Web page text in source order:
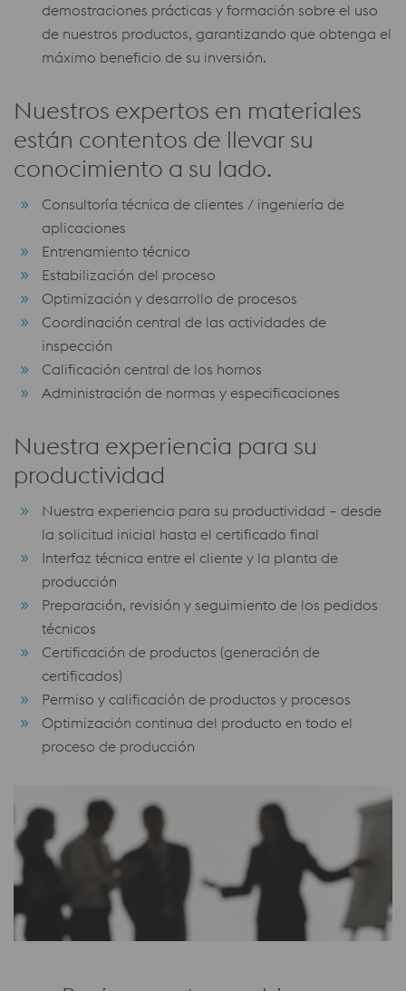
demostraciones prácticas y formación sobre el uso
de nuestros productos, garantizando que obtenga el
máximo beneficio de su inversión.
Nuestros expertos en materiales
están contentos de llevar su
conocimiento a su lado.
Consultoría técnica de clientes / ingeniería de
aplicaciones
Entrenamiento técnico
Estabilización del proceso
Optimización y desarrollo de procesos
Coordinación central de las actividades de
inspección
Calificación central de los hornos
Administración de normas y especificaciones
Nuestra experiencia para su
productividad
Nuestra experiencia para su productividad – desde
la solicitud inicial hasta el certificado final
Interfaz técnica entre el cliente y la planta de
producción
Preparación, revisión y seguimiento de los pedidos
técnicos
Certificación de productos (generación de
certificados)
Permiso y calificación de productos y procesos
Optimización continua del producto en todo el
proceso de producción